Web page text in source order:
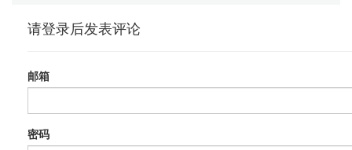
2.2 自动分号插入 33
2.5 数值比较 39
2.7 布尔运算符 42
2.8 switch 语句 44
2.9 while 和 do 循环 45